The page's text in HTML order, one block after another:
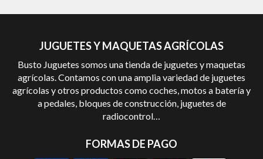
JUGUETES Y MAQUETAS AGRÍCOLAS
Busto Juguetes somos una tienda de juguetes y maquetas
agrícolas. Contamos con una amplia variedad de juguetes
agrícolas y otros productos como coches, motos a batería y
a pedales, bloques de construcción, juguetes de
radiocontrol…
FORMAS DE PAGO